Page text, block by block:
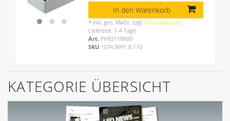
In den Warenkorb
* inkl. ges. MwSt. zzgl.Versandkosten
Lieferzeit: 1-4 Tage
Art. PH92118600
SKU 1074.9991.8.110
KATEGORIE ÜBERSICHT